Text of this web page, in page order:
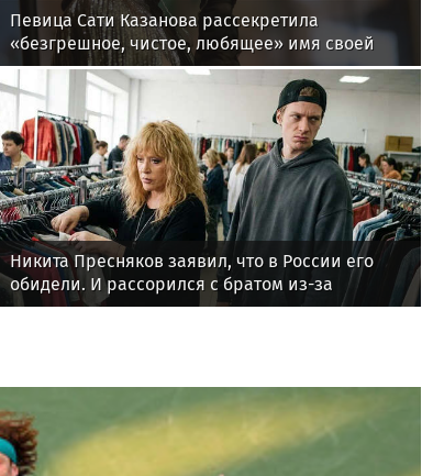
Певица Сати Казанова рассекретила
«безгрешное, чистое, любящее» имя своей
дочери
Никита Пресняков заявил, что в России его
обидели. И рассорился с братом из-за
политики